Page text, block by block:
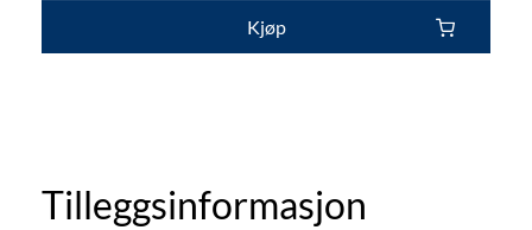
Kjøp
Tilleggsinformasjon